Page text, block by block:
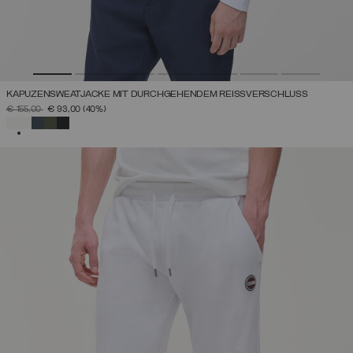
KAPUZENSWEATJACKE MIT DURCHGEHENDEM REISSVERSCHLUSS
PREIS REDUZIERT VON
€ 155,00AUF
€ 93,00 (40%)